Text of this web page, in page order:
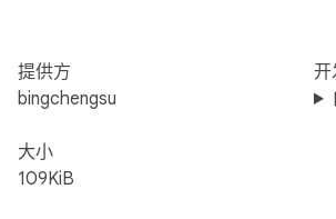
提供方
bingchengsu
大小
109KiB
开